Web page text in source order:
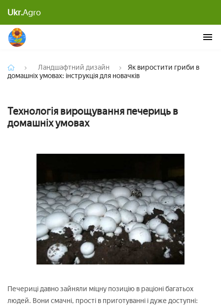
Ukr.Agroінструкція для новачків
Ландшафтний дизайн
Як виростити гриби в
домашніх умовах: інструкція для новачків
Технологія вирощування печериць в
домашніх умовах
Печериці давно зайняли міцну позицію в раціоні багатьох
людей. Вони смачні, прості в приготуванні і дуже доступні: